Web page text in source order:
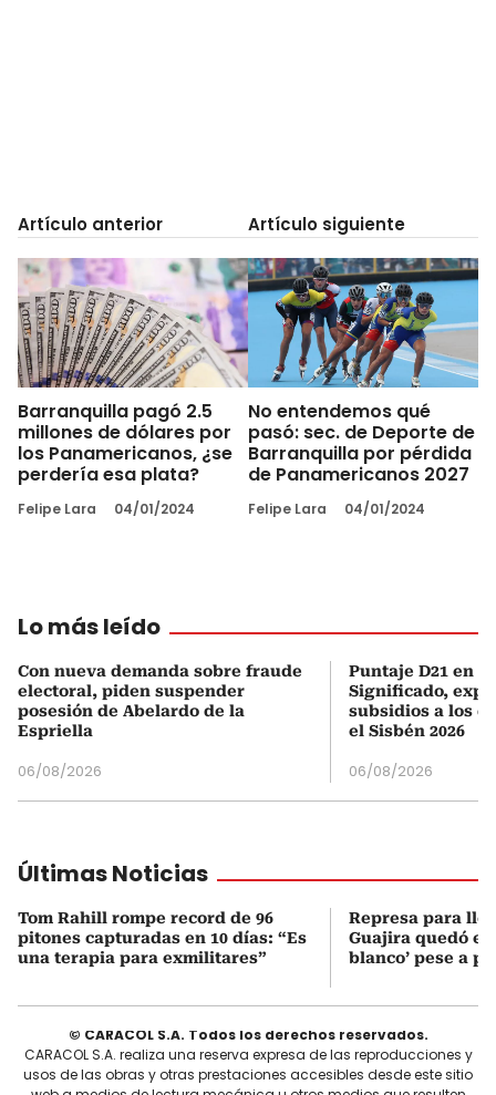
Artículo anterior
Barranquilla pagó 2.5
millones de dólares por
los Panamericanos, ¿se
perdería esa plata?
Felipe Lara 04/01/2024
Artículo siguiente
No entendemos qué
pasó: sec. de Deporte de
Barranquilla por pérdida
de Panamericanos 2027
Felipe Lara 04/01/2024
Lo más leído
Con nueva demanda sobre fraude
electoral, piden suspender
posesión de Abelardo de la
Espriella
06/08/2026
Puntaje D21 en
Significado,
subsidios a los
el Sisbén 2026
06/08/2026
Últimas Noticias
Tom Rahill rompe record de 96
pitones capturadas en 10 días: “Es
una terapia para exmilitares”
Represa para
Guajira quedó en
blanco’ pese a
© CARACOL S.A. Todos los derechos reservados.
CARACOL S.A. realiza una reserva expresa de las reproducciones y
usos de las obras y otras prestaciones accesibles desde este sitio